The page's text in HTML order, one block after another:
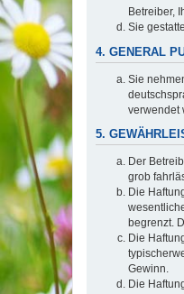
Betreiber,
Sie
4. GENERAL
Sie
verwendet
5.
Der
grob
Die
begrenzt.
Die
Gewinn.
Die